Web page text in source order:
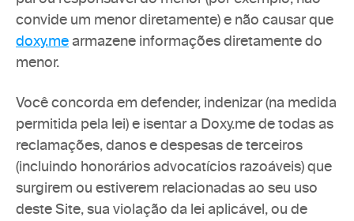
doxy.me armazene informações diretamente do
menor.
Você concorda em defender, indenizar (na medida
permitida pela lei) e isentar a Doxy.me de todas as
reclamações, danos e despesas de terceiros
(incluindo honorários advocatícios razoáveis) que
surgirem ou estiverem relacionadas ao seu uso
deste Site, sua violação da lei aplicável, ou de